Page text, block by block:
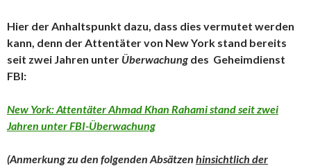
Hier der Anhaltspunkt dazu, dass dies vermutet werden
kann, denn der Attentäter von New York stand bereits
seit zwei Jahren unter Überwachung des Geheimdienst
FBI:
New York: Attentäter Ahmad Khan Rahami stand seit zwei
Jahren unter FBI-Überwachung
(Anmerkung zu den folgenden Absätzen hinsichtlich der